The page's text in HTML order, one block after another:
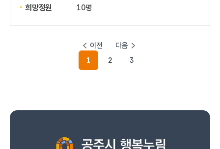
희망정원
10명
이전
1
2 3
다음